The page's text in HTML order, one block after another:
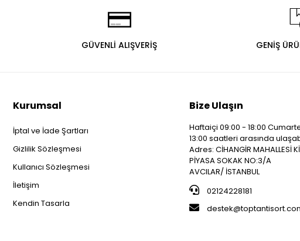
GÜVENLİ ALIŞVERİŞ GENİŞ
Kurumsal
İptal ve İade Şartları
Gizlilik Sözleşmesi
Kullanıcı Sözleşmesi
İletişim
Kendin Tasarla
Bize Ulaşın
Haftaiçi 09:00 - 18:00
13:00 saatleri arasında
Adres: CİHANGİR MAHALLESİ
PİYASA SOKAK NO:3/A
AVCILAR/ İSTANBUL
02124228181